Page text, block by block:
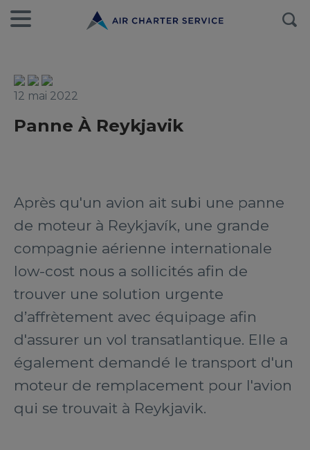
12 mai 2022
Panne À Reykjavik
Après qu'un avion ait subi une panne
de moteur à Reykjavík, une grande
compagnie aérienne internationale
low-cost nous a sollicités afin de
trouver une solution urgente
d’affrètement avec équipage afin
d'assurer un vol transatlantique. Elle a
également demandé le transport d'un
moteur de remplacement pour l'avion
qui se trouvait à Reykjavik.